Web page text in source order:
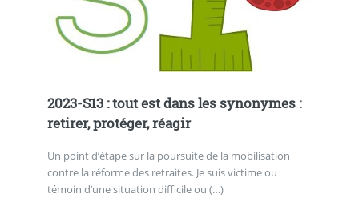
2023-S13 : tout est dans les synonymes :
retirer, protéger, réagir
Un point d’étape sur la poursuite de la mobilisation
contre la réforme des retraites. Je suis victime ou
témoin d’une situation difficile ou (…)